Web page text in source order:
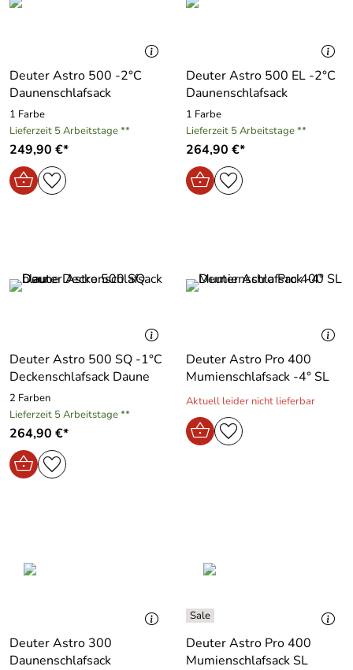
Deuter Astro 500 -2°C
Daunenschlafsack
1 Farbe
Lieferzeit 5 Arbeitstage **
249,90 €*
Deuter Astro 500 EL -2°C
Daunenschlafsack
1 Farbe
Lieferzeit 5 Arbeitstage **
264,90 €*
Deuter Astro 500 SQ -1°C
Deckenschlafsack Daune
2 Farben
Lieferzeit 5 Arbeitstage **
264,90 €*
Deuter Astro Pro 400
Mumienschlafsack -4° SL
Aktuell leider nicht lieferbar
Deuter Astro 300
Daunenschlafsack
Deuter Astro Pro 400
Mumienschlafsack SL